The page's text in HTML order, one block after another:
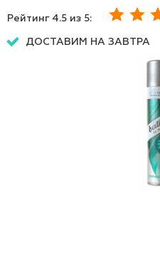
Рейтинг 4.5 из 5:
ДОСТАВИМ НА ЗАВТРА